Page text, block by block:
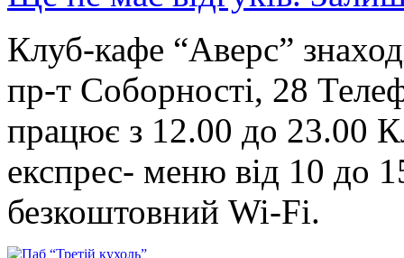
Клуб-кафе “Аверс”
пр-т Соборності, 28
працює з 12.00 до 23.00
експрес- меню від 10 до
безкоштовний Wi-Fi.